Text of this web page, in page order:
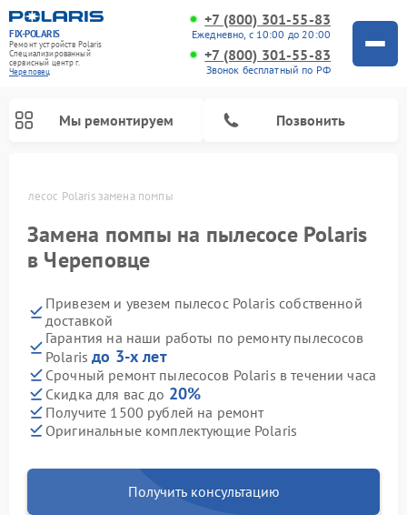
FIX-POLARIS
Ремонт устройств Polaris
Специализированный
cервисный центр г.
Череповец
+7 (800) 301-55-83
Ежедневно, с 10:00 до 20:00
+7 (800) 301-55-83
Звонок бесплатный по РФ
Мы ремонтируем Позвонить
Пылесос Polaris замена помпы
Замена помпы на пылесосе Polaris
в Череповце
Привезем и увезем пылесос Polaris собственной
доставкой
Гарантия на наши работы по ремонту пылесосов
Polarisдо 3-х лет
Срочный ремонт пылесосов Polaris в течении часа
Скидка для вас до 20%
Получите 1500 рублей на ремонт
Оригинальные комплектующие Polaris
Получить консультацию